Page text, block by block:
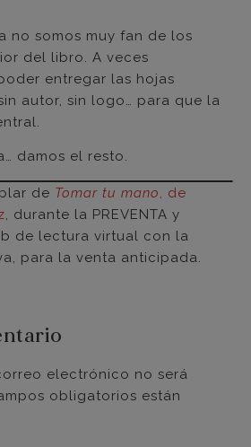
no somos muy fan de los
del libro. A veces
entregar las hojas
autor, sin logo… para que la
damos el resto.
de Tomar tu mano
, de
, durante la PREVENTA y
de lectura virtual con la
para la venta anticipada.
electrónico no será
obligatorios están